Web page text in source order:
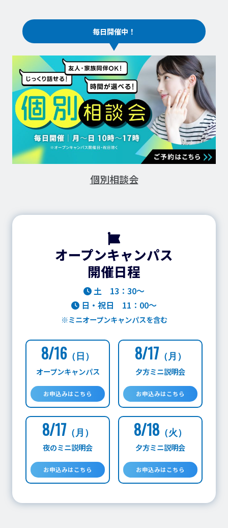
毎日開催中！
個別相談会
オープンキャンパス
開催日程
土 13：30～
日・祝日 11：00～
※ミニオープンキャンパスを含む
8/16（日）
オープンキャンパス
お申込みはこちら
オープンキャンパスお
8/17 （月）
夕方ミニ説明会
お申込みはこちら
8/17（月）
夜のミニ説明会
お申込みはこちら
オープンキャンパスお
8/18（火）
夕方ミニ説明会
お申込みはこちら